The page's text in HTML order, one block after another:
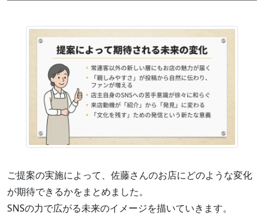
ご提案の実施によって、佐藤さんのお店にどのような変化
が期待できるかをまとめました。
SNSの力で広がる未来のイメージを描いていきます。